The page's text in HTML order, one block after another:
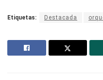
Etiquetas: Destacada